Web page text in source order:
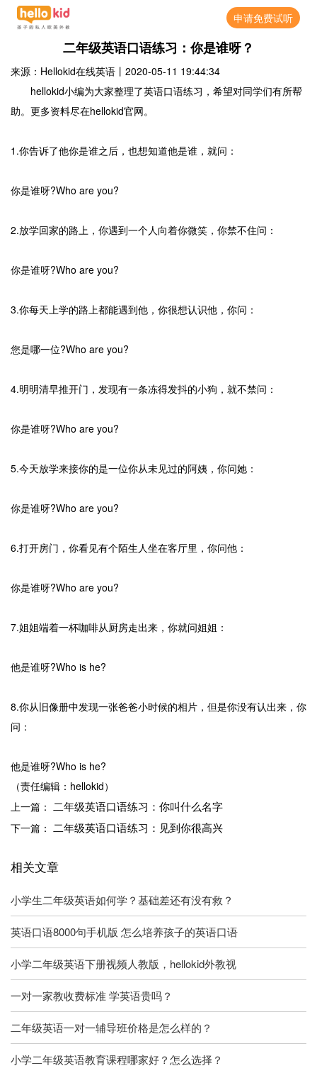
申请免费试听
二年级英语口语练习：你是谁呀？
来源：Hellokid在线英语 丨 2020-05-11 19:44:34
hellokid小编为大家整理了英语口语练习，希望对同学们有所帮
助。更多资料尽在hellokid官网。
1.你告诉了他你是谁之后，也想知道他是谁，就问：
你是谁呀?Who are you?
2.放学回家的路上，你遇到一个人向着你微笑，你禁不住问：
你是谁呀?Who are you?
3.你每天上学的路上都能遇到他，你很想认识他，你问：
您是哪一位?Who are you?
4.明明清早推开门，发现有一条冻得发抖的小狗，就不禁问：
你是谁呀?Who are you?
5.今天放学来接你的是一位你从未见过的阿姨，你问她：
你是谁呀?Who are you?
6.打开房门，你看见有个陌生人坐在客厅里，你问他：
你是谁呀?Who are you?
7.姐姐端着一杯咖啡从厨房走出来，你就问姐姐：
他是谁呀?Who is he?
8.你从旧像册中发现一张爸爸小时候的相片，但是你没有认出来，你
问：
他是谁呀?Who is he?
（责任编辑：hellokid）
上一篇： 二年级英语口语练习：你叫什么名字
下一篇： 二年级英语口语练习：见到你很高兴
相关文章
小学生二年级英语如何学？基础差还有没有救？
英语口语8000句手机版 怎么培养孩子的英语口语
小学二年级英语下册视频人教版，hellokid外教视
一对一家教收费标准 学英语贵吗？
二年级英语一对一辅导班价格是怎么样的？
小学二年级英语教育课程哪家好？怎么选择？